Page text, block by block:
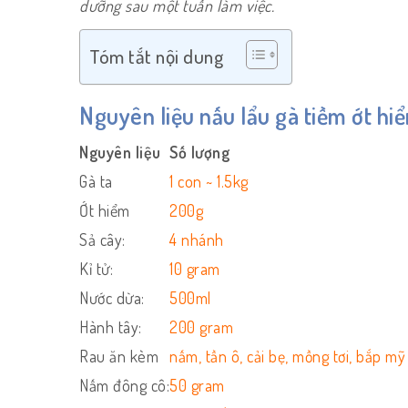
dưỡng sau một tuần làm việc.
Tóm tắt nội dung
Nguyên liệu nấu lẩu gà tiềm ớt
Nguyên liệu Số lượng
Gà ta
1 con ~ 1.5kg
Ớt hiểm
200g
Sả cây:
4 nhánh
Kỉ tử:
10 gram
Nước dừa:
500ml
Hành tây:
200 gram
Rau ăn kèm nấm, tần ô, cải bẹ, mồng tơi, bắp mỹ
Nấm đông cô:50 gram